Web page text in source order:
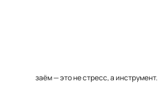
заём — это не стресс, а инструмент.